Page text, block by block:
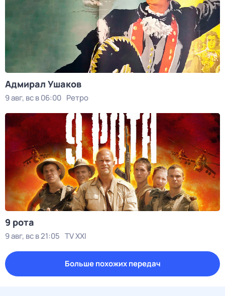
Адмирал Ушаков
9 авг, вс в 06:00 Ретро
9 рота
9 авг, вс в 21:05 TV XXI
Больше похожих передач